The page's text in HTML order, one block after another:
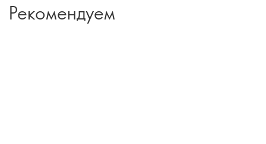
Рекомендуем